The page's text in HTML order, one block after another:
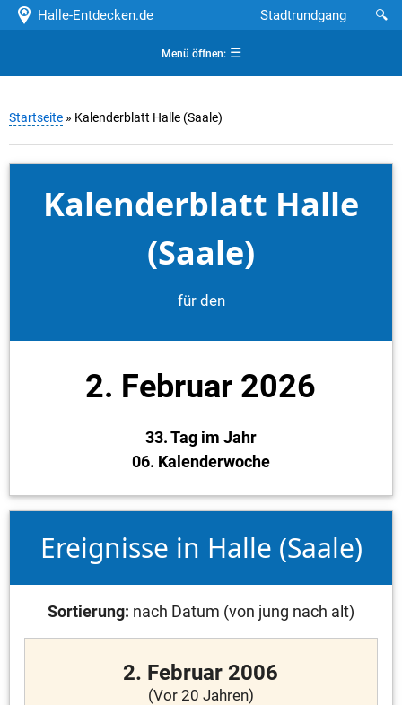
Halle-Entdecken.de 🔍
Stadtrundgang
Menü öffnen:☰
Startseite » Kalenderblatt Halle (Saale)
Kalenderblatt Halle
(Saale)
für den
2. Februar 2026
33. Tag im Jahr
06. Kalenderwoche
Ereignisse in Halle (Saale)
Sortierung: nach Datum (von jung nach alt)
2. Februar 2006
(Vor 20 Jahren)